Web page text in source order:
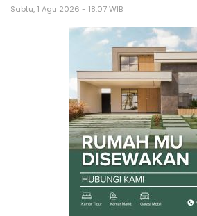
Sabtu, 1 Agu 2026 - 18:07 WIB